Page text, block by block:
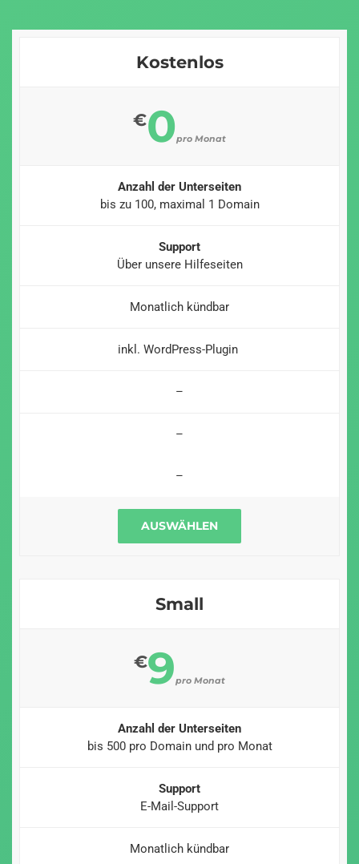
Kostenlos
€0pro Monat
Anzahl der Unterseiten
bis zu 100, maximal 1 Domain
Support
Über unsere Hilfeseiten
Monatlich kündbar
inkl. WordPress-Plugin
–
–
–
AUSWÄHLEN
Small
€9pro Monat
Anzahl der Unterseiten
bis 500 pro Domain und pro Monat
Support
E-Mail-Support
Monatlich kündbar